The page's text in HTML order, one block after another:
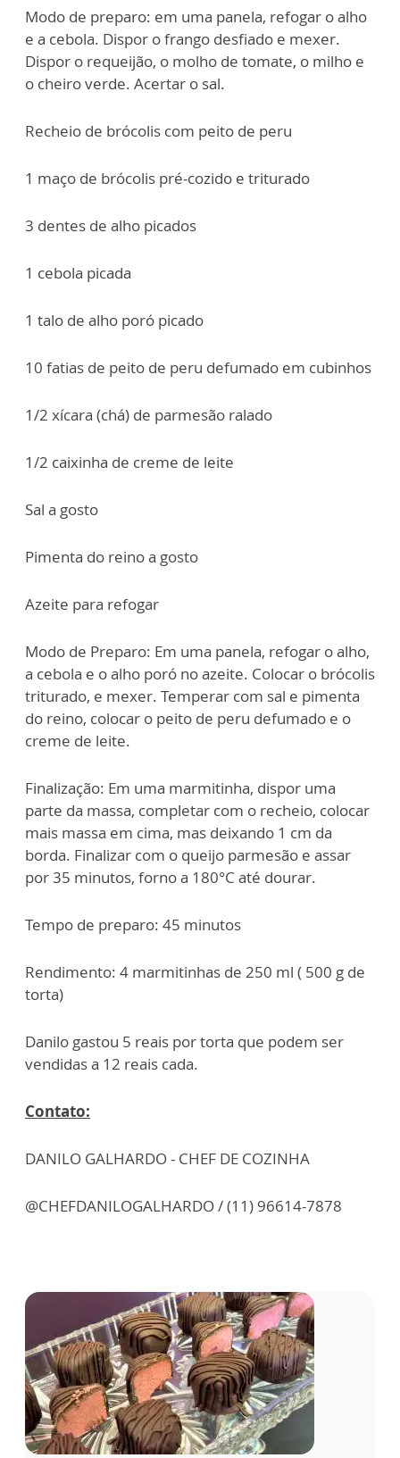
Modo de preparo: em uma panela, refogar o alho
e a cebola. Dispor o frango desfiado e mexer.
Dispor o requeijão, o molho de tomate, o milho e
o cheiro verde. Acertar o sal.
Recheio de brócolis com peito de peru
1 maço de brócolis pré-cozido e triturado
3 dentes de alho picados
1 cebola picada
1 talo de alho poró picado
10 fatias de peito de peru defumado em cubinhos
1/2 xícara (chá) de parmesão ralado
1/2 caixinha de creme de leite
Sal a gosto
Pimenta do reino a gosto
Azeite para refogar
Modo de Preparo: Em uma panela, refogar o alho,
a cebola e o alho poró no azeite. Colocar o brócolis
triturado, e mexer. Temperar com sal e pimenta
do reino, colocar o peito de peru defumado e o
creme de leite.
Finalização: Em uma marmitinha, dispor uma
parte da massa, completar com o recheio, colocar
mais massa em cima, mas deixando 1 cm da
borda. Finalizar com o queijo parmesão e assar
por 35 minutos, forno a 180°C até dourar.
Tempo de preparo: 45 minutos
Rendimento: 4 marmitinhas de 250 ml ( 500 g de
torta)
Danilo gastou 5 reais por torta que podem ser
vendidas a 12 reais cada.
Contato:
DANILO GALHARDO - CHEF DE COZINHA
@CHEFDANILOGALHARDO / (11) 96614-7878